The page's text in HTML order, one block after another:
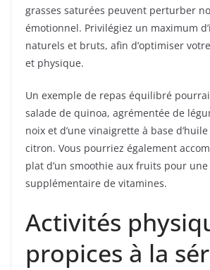
grasses saturées peuvent perturber
émotionnel. Privilégiez un maximum
naturels et bruts, afin d’optimiser
et physique.
Un exemple de repas équilibré
salade de quinoa, agrémentée de
noix et d’une vinaigrette à base d’huile
citron. Vous pourriez également
plat d’un smoothie aux fruits pour une
supplémentaire de vitamines.
Activités
propices à la